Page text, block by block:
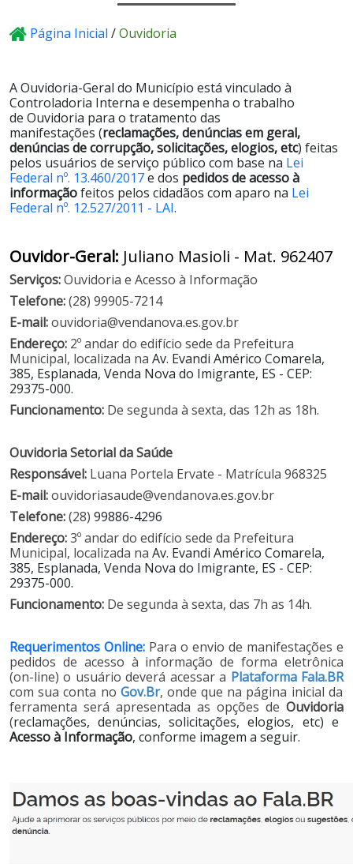
Página Inicial /Ouvidoria
A Ouvidoria-Geral do Município está vinculado à
Controladoria Interna e desempenha o trabalho
de Ouvidoria para o tratamento das
manifestações (reclamações, denúncias em geral,
denúncias de corrupção, solicitações, elogios, etc) feitas
pelos usuários de serviço público com base na Lei
Federal nº. 13.460/2017e dos pedidos de acesso à
informaçãofeitos pelos cidadãos com aparo na Lei
Federal nº. 12.527/2011 - LAI.
Ouvidor-Geral: Juliano Masioli - Mat. 962407
Serviços:Ouvidoria e Acesso à Informação
Telefone:(28) 99905-7214
E-mail:ouvidoria@vendanova.es.gov.br
Endereço: 2º andar do edifício sede da Prefeitura
Municipal, localizada na Av. Evandi Américo Comarela,
385, Esplanada, Venda Nova do Imigrante, ES - CEP:
29375-000.
Funcionamento: De segunda à sexta, das 12h as 18h.
Ouvidoria Setorial da Saúde
Responsável: Luana Portela Ervate - Matrícula 968325
E-mail:ouvidoriasaude@vendanova.es.gov.br
Telefone:(28) 99886-4296
Endereço:3º andar do edifício sede da Prefeitura
Municipal, localizada na Av. Evandi Américo Comarela,
385, Esplanada, Venda Nova do Imigrante, ES - CEP:
29375-000.
Funcionamento: De segunda à sexta, das 7h as 14h.
Requerimentos Online: Para o envio de manifestações e
pedidos de acesso à informação de forma eletrônica
(on-line) o usuário deverá acessar a Plataforma Fala.BR
com sua conta no Gov.Br, onde que na página inicial da
ferramenta será apresentada as opções de Ouvidoria
(reclamações, denúncias, solicitações, elogios, etc) e
Acesso à Informação, conforme imagem a seguir.